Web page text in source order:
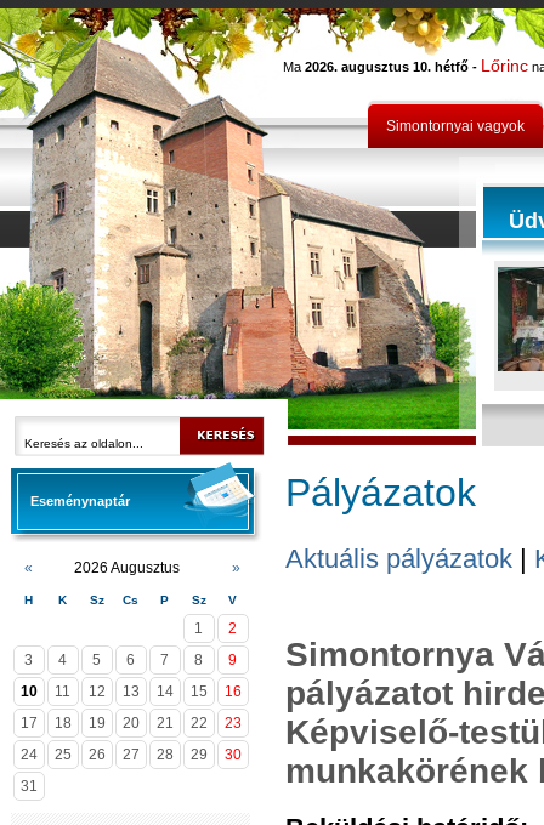
Ma 2026. augusztus 10. hétfő - Lőrinc
Simontornyai vagyok
Eseménynaptár
« 2026 Augusztus »
H K Sz Cs P Sz V
1
2
3
4 5 6 7 8
9
10
11 12 13 14 15
16
17
18 19 20 21 22
23
24
25 26 27 28 29
30
31
Pályázatok
Aktuális pályázatok |
Simontornya
pályázatot
Képviselő-
munkakörének